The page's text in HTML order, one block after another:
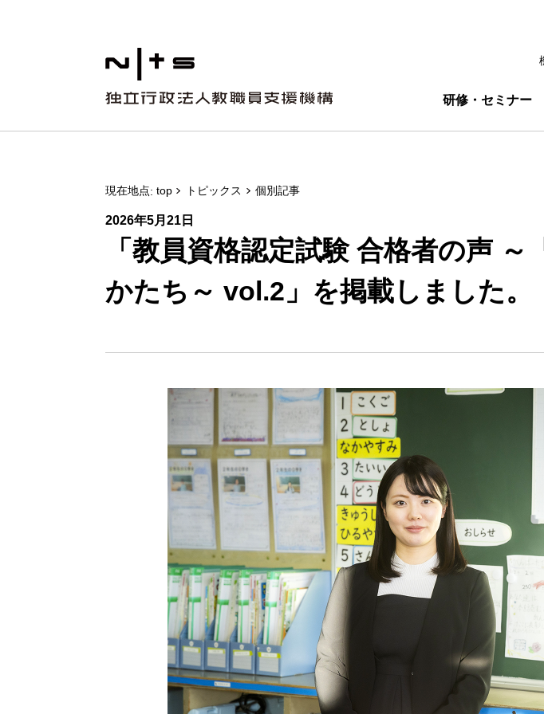
研修・セミナー
現在地点 top トピックス 個別記事
2026年5月21日
「教員資格認定試験 合格者の声 ～
かたち～ vol.2」を掲載しました。